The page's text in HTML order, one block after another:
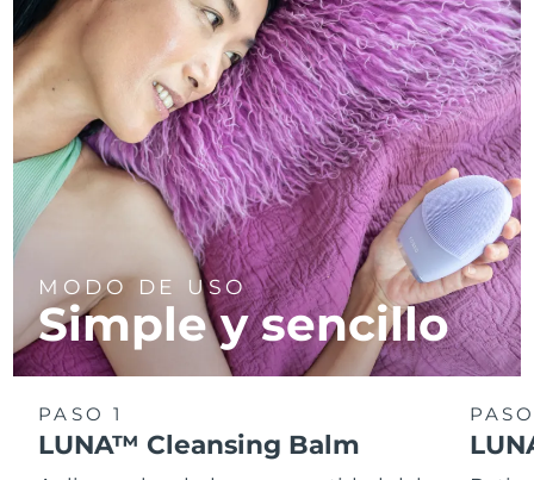
MODO DE USO
Simple y sencillo
PASO 1
LUNA™ Cleansing Balm